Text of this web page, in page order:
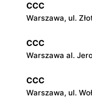
CCC
Warszawa, ul.
CCC
Warszawa al.
CCC
Warszawa, ul.